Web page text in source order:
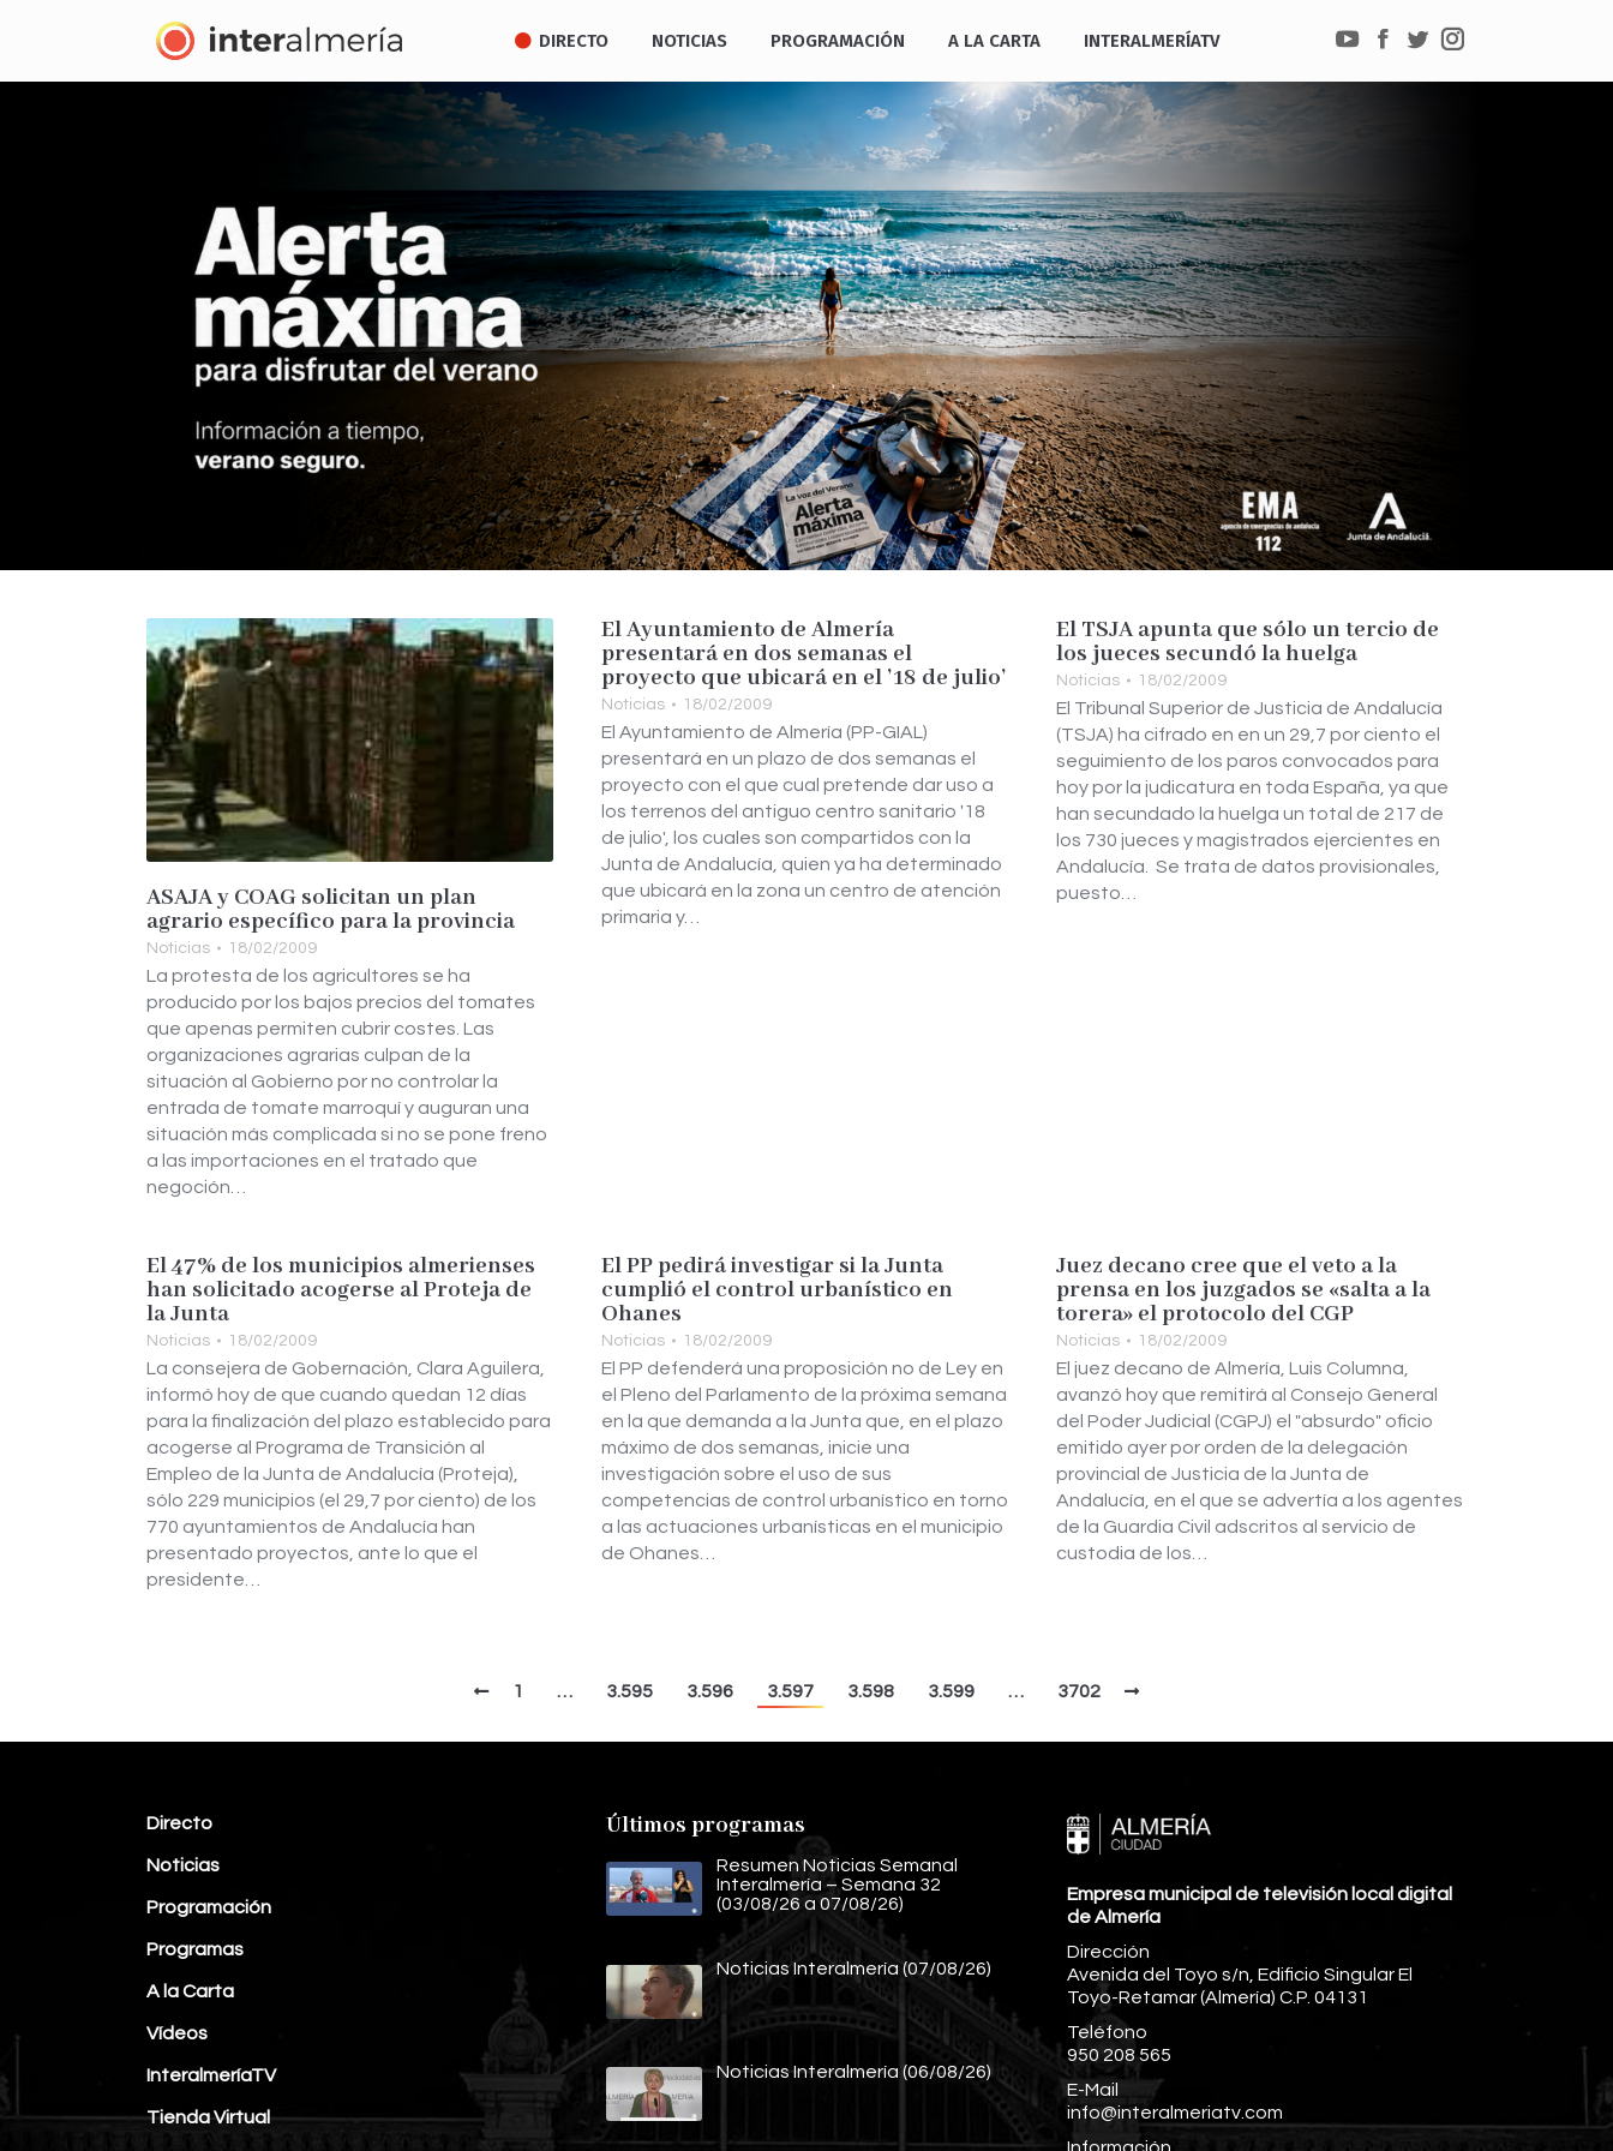
DIRECTO NOTICIAS PROGRAMACIÓN A LA CARTA INTERALMERÍATV
YouTube
Facebook
TwitterInstagram
ASAJA y COAG solicitan un plan
agrario específico para la provincia
Noticias 18/02/2009
La protesta de los agricultores se ha
producido por los bajos precios del tomates
que apenas permiten cubrir costes. Las
organizaciones agrarias culpan de la
situación al Gobierno por no controlar la
entrada de tomate marroquí y auguran una
situación más complicada si no se pone freno
a las importaciones en el tratado que
negoción…
El Ayuntamiento de Almería
presentará en dos semanas el
proyecto que ubicará en el ’18 de julio’
Noticias 18/02/2009
El Ayuntamiento de Almería (PP-GIAL)
presentará en un plazo de dos semanas el
proyecto con el que cual pretende dar uso a
los terrenos del antiguo centro sanitario '18
de julio', los cuales son compartidos con la
Junta de Andalucía, quien ya ha determinado
que ubicará en la zona un centro de atención
primaria y…
El TSJA apunta que sólo un tercio de
los jueces secundó la huelga
Noticias 18/02/2009
El Tribunal Superior de Justicia de Andalucía
(TSJA) ha cifrado en en un 29,7 por ciento el
seguimiento de los paros convocados para
hoy por la judicatura en toda España, ya que
han secundado la huelga un total de 217 de
los 730 jueces y magistrados ejercientes en
Andalucía. Se trata de datos provisionales,
puesto…
El 47% de los municipios almerienses
han solicitado acogerse al Proteja de
la Junta
Noticias 18/02/2009
La consejera de Gobernación, Clara Aguilera,
informó hoy de que cuando quedan 12 días
para la finalización del plazo establecido para
acogerse al Programa de Transición al
Empleo de la Junta de Andalucía (Proteja),
sólo 229 municipios (el 29,7 por ciento) de los
770 ayuntamientos de Andalucía han
presentado proyectos, ante lo que el
presidente…
El PP pedirá investigar si la Junta
cumplió el control urbanístico en
Ohanes
Noticias 18/02/2009
El PP defenderá una proposición no de Ley en
el Pleno del Parlamento de la próxima semana
en la que demanda a la Junta que, en el plazo
máximo de dos semanas, inicie una
investigación sobre el uso de sus
competencias de control urbanístico en torno
a las actuaciones urbanísticas en el municipio
de Ohanes…
Juez decano cree que el veto a la
prensa en los juzgados se «salta a la
torera» el protocolo del CGP
Noticias 18/02/2009
El juez decano de Almería, Luis Columna,
avanzó hoy que remitirá al Consejo General
del Poder Judicial (CGPJ) el "absurdo" oficio
emitido ayer por orden de la delegación
provincial de Justicia de la Junta de
Andalucía, en el que se advertía a los agentes
de la Guardia Civil adscritos al servicio de
custodia de los…
1 … 3.595 3.596 3.597 3.598 3.599 … 3702
Directo
Noticias
Programación
Programas
A la Carta
Vídeos
InteralmeríaTV
Tienda Virtual
Últimos programas
Resumen Noticias Semanal
Interalmería – Semana 32
(03/08/26 a 07/08/26)
Noticias Interalmería (07/08/26)
Noticias Interalmería (06/08/26)
Empresa municipal de televisión local digital
de Almería
Dirección
Avenida del Toyo s/n, Edificio Singular El
Toyo-Retamar (Almería) C.P. 04131
Teléfono
950 208 565
E-Mail
info@interalmeriatv.com